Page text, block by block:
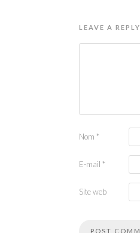
LEAVE A REPLY
Nom *
E-mail *
Site web